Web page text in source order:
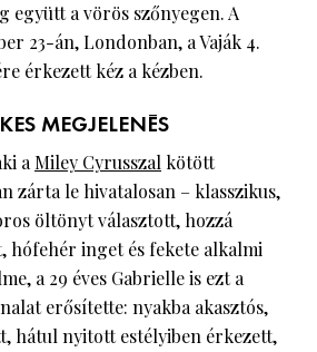
együtt a vörös szőnyegen. A
23-án, Londonban, a Vaják 4.
érkezett kéz a kézben.
MEGJELENÉS
aMiley Cyrusszal kötött
zárta le hivatalosan – klasszikus,
öltönyt választott, hozzá
hófehér inget és fekete alkalmi
a 29 éves Gabrielle is ezt a
erősítette: nyakba akasztós,
hátul nyitott estélyiben érkezett,